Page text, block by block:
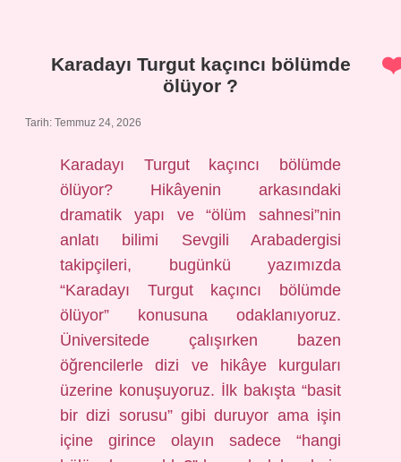
Karadayı Turgut kaçıncı bölümde
ölüyor ?
Tarih: Temmuz 24, 2026
Karadayı Turgut kaçıncı bölümde
ölüyor? Hikâyenin arkasındaki
dramatik yapı ve “ölüm sahnesi”nin
anlatı bilimi Sevgili Arabadergisi
takipçileri, bugünkü yazımızda
“Karadayı Turgut kaçıncı bölümde
ölüyor” konusuna odaklanıyoruz.
Üniversitede çalışırken bazen
öğrencilerle dizi ve hikâye kurguları
üzerine konuşuyoruz. İlk bakışta “basit
bir dizi sorusu” gibi duruyor ama işin
içine girince olayın sadece “hangi